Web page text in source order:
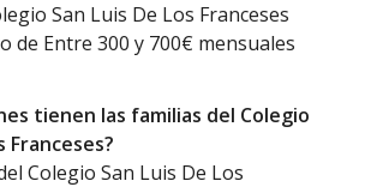
San Luis De Los Franceses
de Entre 300 y 700€ mensuales
tienen las familias del Colegio
Franceses?
Colegio San Luis De Los